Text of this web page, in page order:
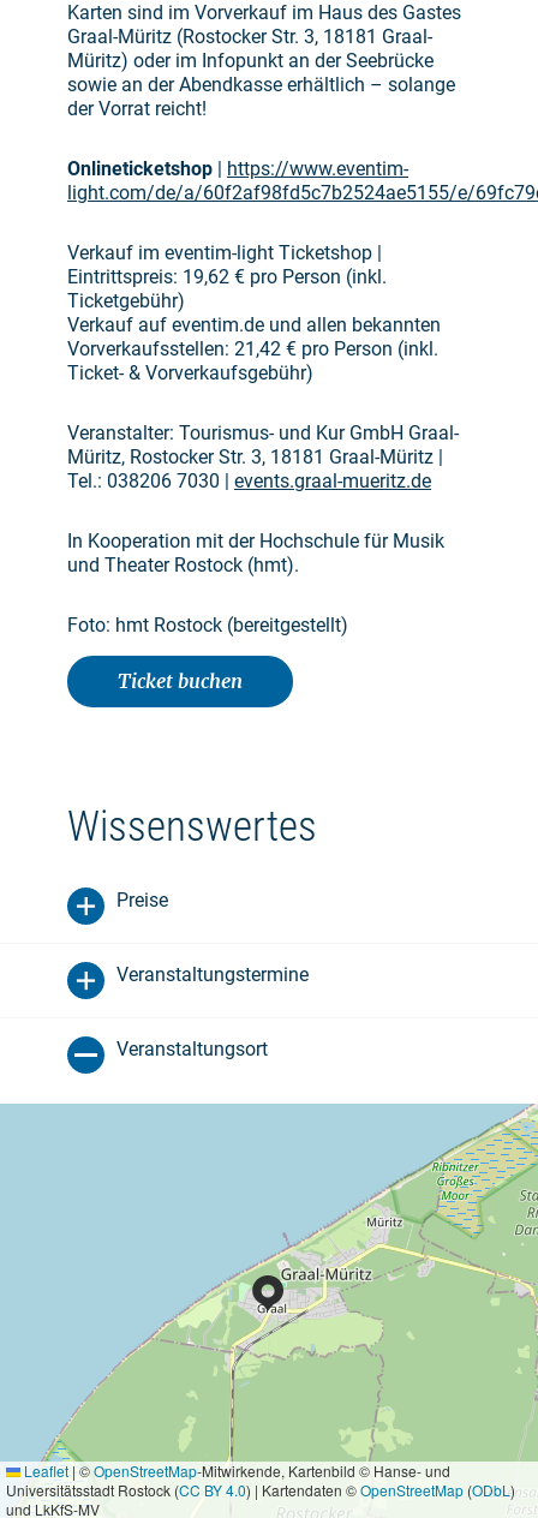
Karten sind im Vorverkauf im Haus des Gastes
Graal-Müritz (Rostocker Str. 3, 18181 Graal-
Müritz) oder im Infopunkt an der Seebrücke
sowie an der Abendkasse erhältlich – solange
der Vorrat reicht!
Onlineticketshop | https://www.eventim-
light.com/de/a/60f2af98fd5c7b2524ae5155/e/
Verkauf im eventim-light Ticketshop |
Eintrittspreis: 19,62 € pro Person (inkl.
Ticketgebühr)
Verkauf auf eventim.de und allen bekannten
Vorverkaufsstellen: 21,42 € pro Person (inkl.
Ticket- & Vorverkaufsgebühr)
Veranstalter: Tourismus- und Kur GmbH Graal-
Müritz, Rostocker Str. 3, 18181 Graal-Müritz |
Tel.: 038206 7030 | events.graal-mueritz.de
In Kooperation mit der Hochschule für Musik
und Theater Rostock (hmt).
Foto: hmt Rostock (bereitgestellt)
Ticket buchen
Wissenswertes
Preise
Veranstaltungstermine
Veranstaltungsort
Leaflet |©OpenStreetMap-Mitwirkende, Kartenbild © Hanse- und
Universitätsstadt Rostock (CC BY 4.0) | Kartendaten ©OpenStreetMap (ODbL)
und LkKfS-MV